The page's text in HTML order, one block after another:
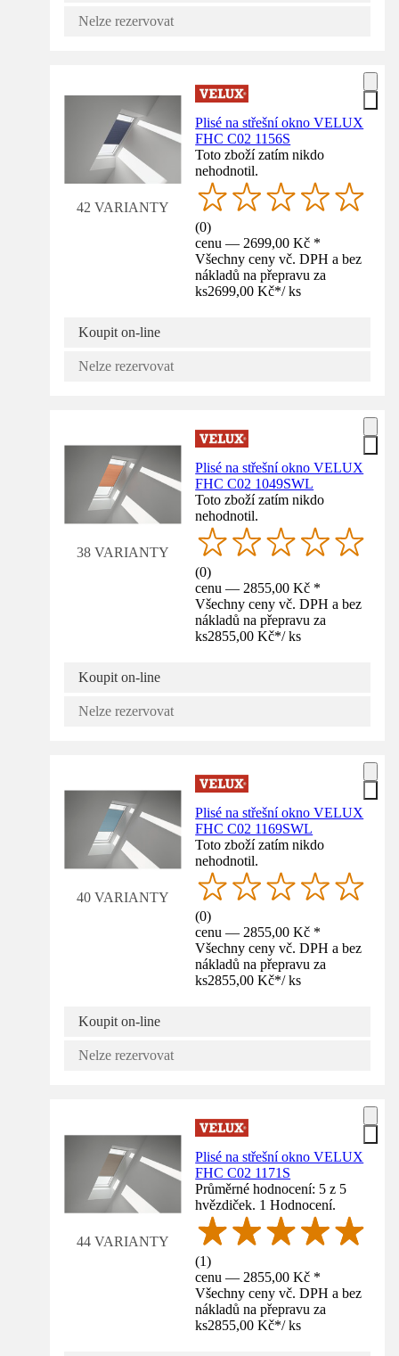
Nelze rezervovat
42 VARIANTY
Plisé na střešní okno VELUX
FHC C02 1156S
Toto zboží zatím nikdo
nehodnotil.
(0)
cenu — 2699,00 Kč *
Všechny ceny vč. DPH a bez
nákladů na přepravu za
ks2699,00 Kč*/ ks
Koupit on-line
Nelze rezervovat
38 VARIANTY
Plisé na střešní okno VELUX
FHC C02 1049SWL
Toto zboží zatím nikdo
nehodnotil.
(0)
cenu — 2855,00 Kč *
Všechny ceny vč. DPH a bez
nákladů na přepravu za
ks2855,00 Kč*/ ks
Koupit on-line
Nelze rezervovat
40 VARIANTY
Plisé na střešní okno VELUX
FHC C02 1169SWL
Toto zboží zatím nikdo
nehodnotil.
(0)
cenu — 2855,00 Kč *
Všechny ceny vč. DPH a bez
nákladů na přepravu za
ks2855,00 Kč*/ ks
Koupit on-line
Nelze rezervovat
44 VARIANTY
Plisé na střešní okno VELUX
FHC C02 1171S
Průměrné hodnocení: 5 z 5
hvězdiček. 1 Hodnocení.
(1)
cenu — 2855,00 Kč *
Všechny ceny vč. DPH a bez
nákladů na přepravu za
ks2855,00 Kč*/ ks